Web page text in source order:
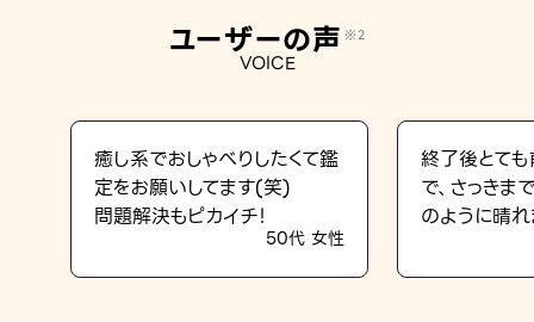
占い記事
LINE占いを開く
ユーザーの声 ※2
VOICE
癒し系でおしゃべりしたくて鑑
定をお願いしてます(笑)
問題解決もピカイチ！
50代 女性
終了後とて
で、さっき
のように晴れ